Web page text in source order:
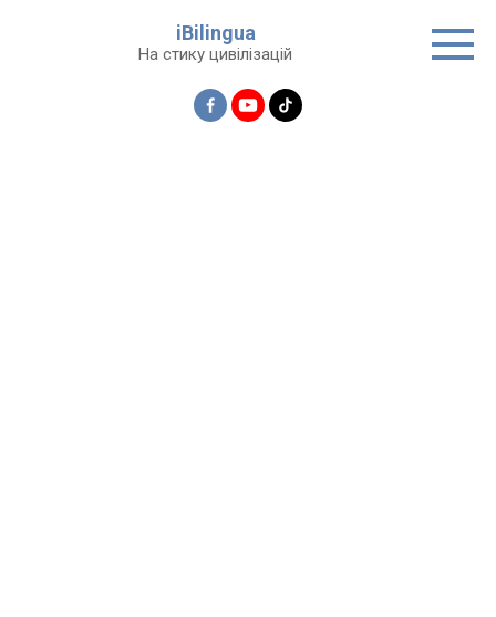
iBilingua
На стику цивілізацій